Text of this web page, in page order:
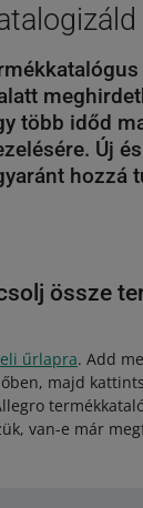
szerinted
.
több időd
Új
hozzá
össze
űrlapra. Add
majd
van-e már